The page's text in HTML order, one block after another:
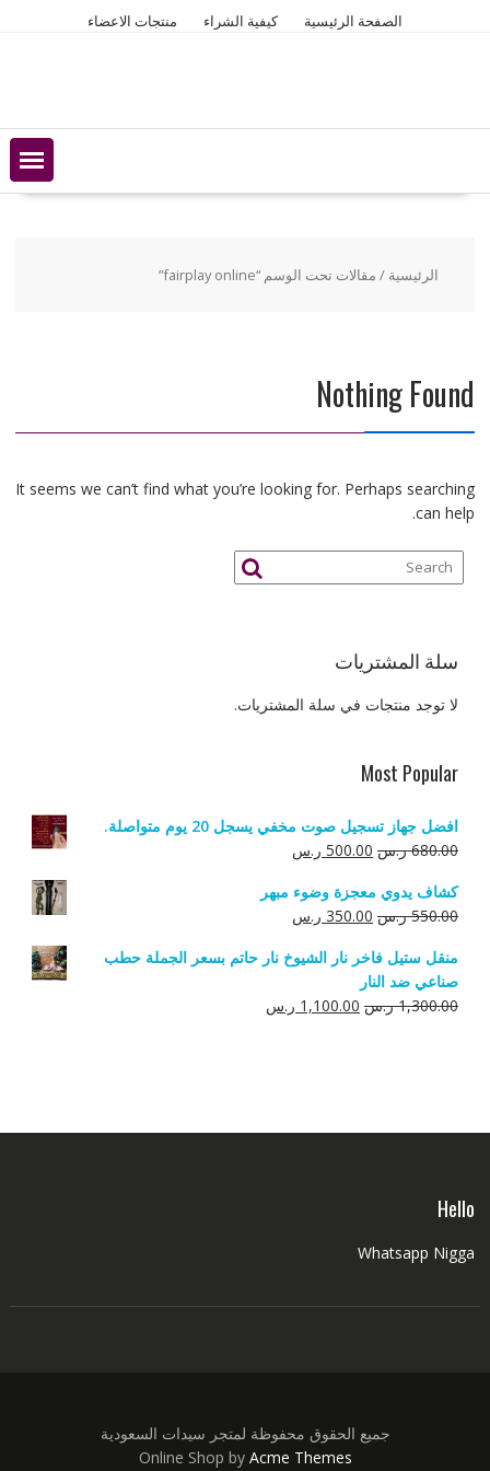
الصفحة الرئيسية كيفية الشراء منتجات الاعضاء
الرئيسية / مقالات تحت الوسم “fairplay online”
Nothing Found
It seems we can’t find what you’re looking for. Perhaps searching
can help.
سلة المشتريات
لا توجد منتجات في سلة المشتريات.
Most Popular
افضل جهاز تسجيل صوت مخفي يسجل 20 يوم متواصلة.
680.00 ر.س السعر
هو:
680.00 ر.س.
500.00 ر.سالسعر
هو:
500.00 ر.س.
كشاف يدوي معجزة وضوء مبهر
550.00 ر.س السعر
هو:
550.00 ر.س.
350.00 ر.سالسعر
هو:
منقل ستيل فاخر نار الشيوخ نار حاتم بسعر الجملة حطب
صناعي ضد النار
1,300.00 ر.س السعر
1,100.00 ر.سالسعر
Hello
Whatsapp Nigga
جميع الحقوق محفوظة لمتجر سيدات السعودية
Online Shop by Acme Themes